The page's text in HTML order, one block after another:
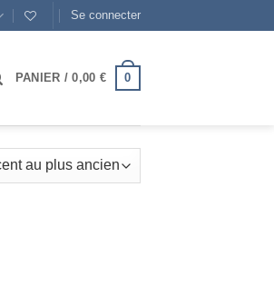
Se connecter
PANIER /0,00 € 0